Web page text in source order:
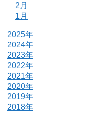
2月
1月
2025年
2024年
2023年
2022年
2021年
2020年
2019年
2018年